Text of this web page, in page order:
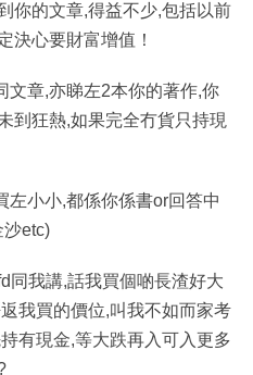
你的文章,得益不少,包括以前
決心要財富增值！
文章,亦睇左2本你的著作,你
到狂熱,如果完全冇貨只持現
左小小,都係你係書or回答中
沙etc)
同我講,話我買個啲長渣好大
我買的價位,叫我不如而家考
有現金,等大跌再入可入更多